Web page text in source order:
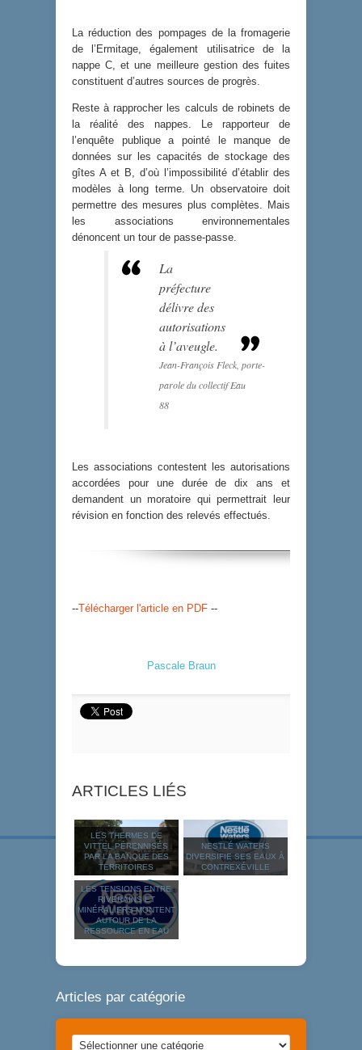
La réduction des pompages de la fromagerie
de l’Ermitage, également utilisatrice de la
nappe C, et une meilleure gestion des fuites
constituent d’autres sources de progrès.
Reste à rapprocher les calculs de robinets de
la réalité des nappes. Le rapporteur de
l’enquête publique a pointé le manque de
données sur les capacités de stockage des
gîtes A et B, d’où l’impossibilité d’établir des
modèles à long terme. Un observatoire doit
permettre des mesures plus complètes. Mais
les associations environnementales
dénoncent un tour de passe-passe.
La
préfecture
délivre des
autorisations
à l’aveugle.
Jean-François Fleck, porte-
parole du collectif Eau
88
Les associations contestent les autorisations
accordées pour une durée de dix ans et
demandent un moratoire qui permettrait leur
révision en fonction des relevés effectués.
--Télécharger l'article en PDF --
Pascale Braun
ARTICLES LIÉS
LES THERMES DE
VITTEL PÉRENNISÉS
PAR LA BANQUE DES
TERRITOIRES
NESTLÉ WATERS
DIVERSIFIE SES EAUX À
CONTREXÉVILLE
LES TENSIONS ENTRE
RIVERAINS ET
MINÉRALIERS MONTENT
AUTOUR DE LA
RESSOURCE EN EAU
Articles par catégorie
Articles